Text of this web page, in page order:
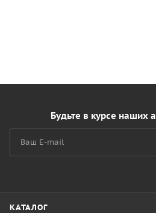
Будьте в курсе наших
КАТАЛОГ